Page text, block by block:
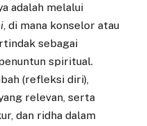
adalah melalui
, di mana konselor atau
sebagai
spiritual.
(refleksi diri),
relevan, serta
dan ridha dalam